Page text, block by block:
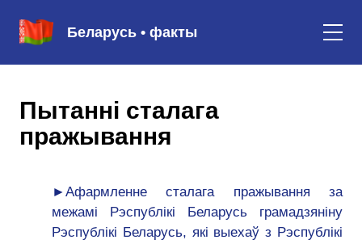
Беларусь • факты
Пытанні сталага
пражывання
►Афармленне сталага пражывання за
межамі Рэспублікі Беларусь грамадзяніну
Рэспублікі Беларусь, які выехаў з Рэспублікі